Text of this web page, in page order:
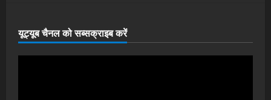
यूट्यूब चैनल को सब्सक्राइब करें